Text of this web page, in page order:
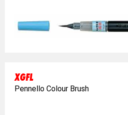
XGFL
Pennello Colour Brush